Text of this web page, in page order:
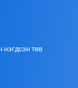
нэгдсэн төв